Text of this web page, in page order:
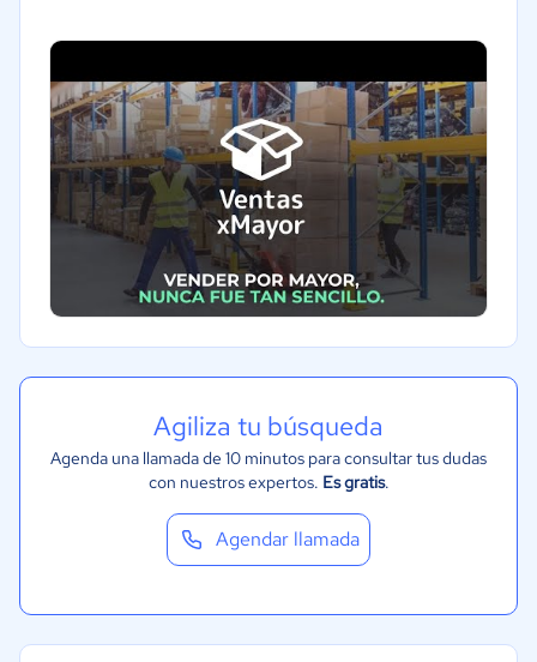
Agiliza tu búsqueda
Agenda una llamada de 10 minutos para consultar tus dudas
con nuestros expertos. Es gratis.
Agendar llamada